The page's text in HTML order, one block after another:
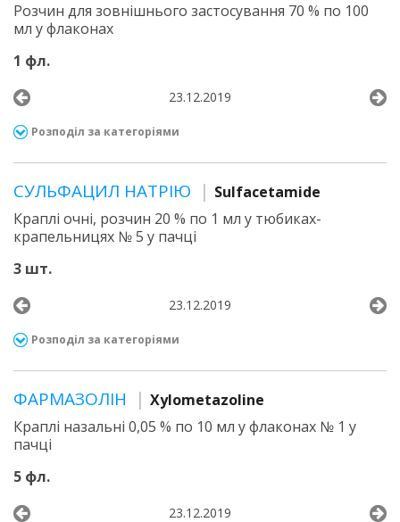
Розчин для зовнішнього застосування 70 % по 100
мл у флаконах
1 фл.
23.12.2019
Розподіл за категоріями
СУЛЬФАЦИЛ НАТРІЮ
Sulfacetamide
Краплі очні, розчин 20 % по 1 мл у тюбиках-
крапельницях № 5 у пачці
3 шт.
23.12.2019
Розподіл за категоріями
ФАРМАЗОЛІН
Xylometazoline
Краплі назальні 0,05 % по 10 мл у флаконах № 1 у
пачці
5 фл.
23.12.2019